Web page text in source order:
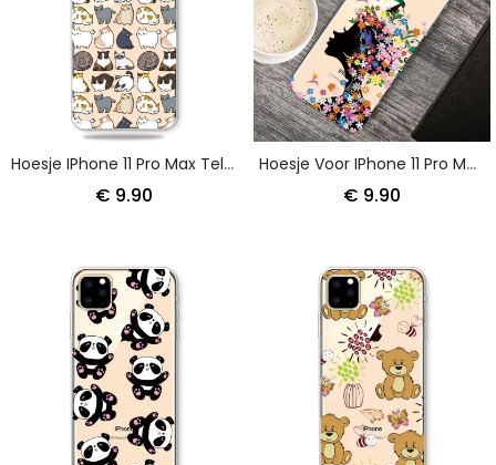
Hoesje IPhone 11 Pro Max Telefoonhoesje Pro Top Katten
€ 9.90
Hoesje Voor IPhone 11 Pro Max Mooi Bloemhoofdje
€ 9.90